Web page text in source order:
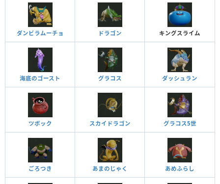
ダンビラムーチョ ドラゴン キングスライム
海底のゴースト グラコス ダッシュラン
ツボック スカイドラゴン グラコス5世
ごろつき あまのじゃく あめふらし